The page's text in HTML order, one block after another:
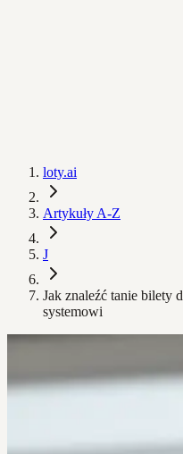
loty.ai
Artykuły A-Z
J
Jak znaleźć tanie bilety
systemowi